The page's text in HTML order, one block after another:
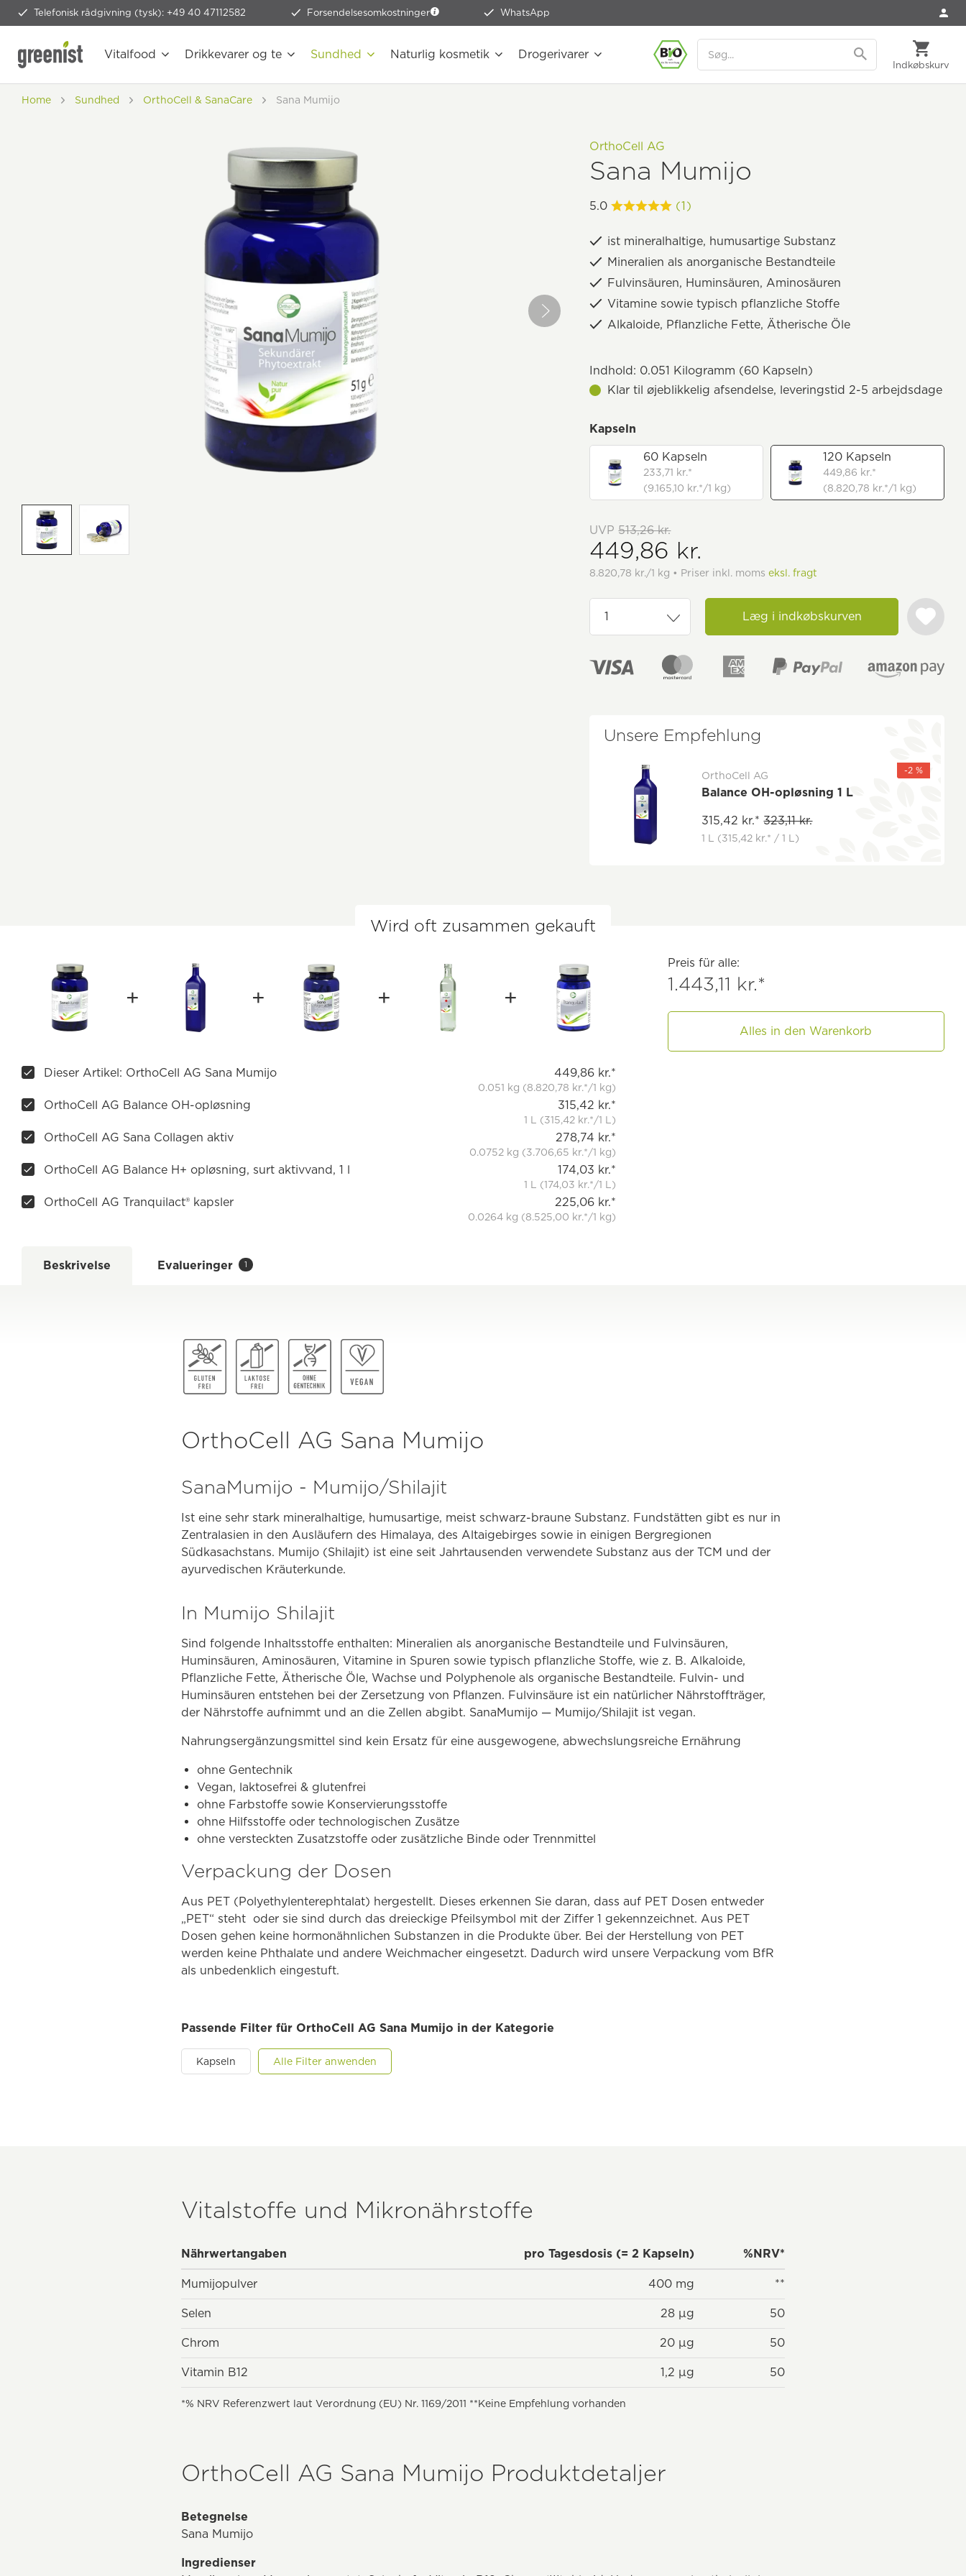
Telefonisk rådgivning (tysk): +49 40 47112582 Forsendelsesomkostninger WhatsApp
Indkøbskurv
Vitalfood Drikkevarer og te Sundhed Naturlig kosmetik Drogerivarer
Home Sundhed OrthoCell & SanaCare Sana Mumijo
OrthoCell AG
Sana Mumijo
5.0 (1)
ist mineralhaltige, humusartige Substanz
Mineralien als anorganische Bestandteile
Fulvinsäuren, Huminsäuren, Aminosäuren
Vitamine sowie typisch pflanzliche Stoffe
Alkaloide, Pflanzliche Fette, Ätherische Öle
Indhold: 0.051 Kilogramm (60 Kapseln)
Klar til øjeblikkelig afsendelse, leveringstid 2-5 arbejdsdage
Kapseln
60 Kapseln
233,71 kr.*
(9.165,10 kr.*/1 kg)
120 Kapseln
449,86 kr.*
(8.820,78 kr.*/1 kg)
UVP513,26 kr.
449,86 kr.
8.820,78 kr./1 kg • Priser inkl. momseksl. fragt
Læg i indkøbskurven
Unsere Empfehlung
-2 %
OrthoCell AG
Balance OH-opløsning 1 L
315,42 kr.* 323,11 kr.
1 L (315,42 kr.* / 1 L)
Wird oft zusammen gekauft
Preis für alle:
1.443,11 kr.*
Alles in den Warenkorb
Dieser Artikel: OrthoCell AG Sana Mumijo 449,86 kr.*
0.051 kg (8.820,78 kr.*/1 kg)
OrthoCell AG Balance OH-opløsning 315,42 kr.*
1 L (315,42 kr.*/1 L)
OrthoCell AG Sana Collagen aktiv 278,74 kr.*
0.0752 kg (3.706,65 kr.*/1 kg)
OrthoCell AG Balance H+ opløsning, surt aktivvand, 1 l 174,03 kr.*
1 L (174,03 kr.*/1 L)
OrthoCell AG Tranquilact® kapsler 225,06 kr.*
0.0264 kg (8.525,00 kr.*/1 kg)
Beskrivelse Evalueringer 1
OrthoCell AG Sana Mumijo
SanaMumijo - Mumijo/Shilajit
Ist eine sehr stark mineralhaltige, humusartige, meist schwarz-braune Substanz. Fundstätten gibt es nur in
Zentralasien in den Ausläufern des Himalaya, des Altaigebirges sowie in einigen Bergregionen
Südkasachstans. Mumijo (Shilajit) ist eine seit Jahrtausenden verwendete Substanz aus der TCM und der
ayurvedischen Kräuterkunde.
In Mumijo Shilajit
Sind folgende Inhaltsstoffe enthalten: Mineralien als anorganische Bestandteile und Fulvinsäuren,
Huminsäuren, Aminosäuren, Vitamine in Spuren sowie typisch pflanzliche Stoffe, wie z. B. Alkaloide,
Pflanzliche Fette, Ätherische Öle, Wachse und Polyphenole als organische Bestandteile. Fulvin- und
Huminsäuren entstehen bei der Zersetzung von Pflanzen. Fulvinsäure ist ein natürlicher Nährstoffträger,
der Nährstoffe aufnimmt und an die Zellen abgibt. SanaMumijo — Mumijo/Shilajit ist vegan.
Nahrungsergänzungsmittel sind kein Ersatz für eine ausgewogene, abwechslungsreiche Ernährung
ohne Gentechnik
Vegan, laktosefrei & glutenfrei
ohne Farbstoffe sowie Konservierungsstoffe
ohne Hilfsstoffe oder technologischen Zusätze
ohne versteckten Zusatzstoffe oder zusätzliche Binde oder Trennmittel
Verpackung der Dosen
Aus PET (Polyethylenterephtalat) hergestellt. Dieses erkennen Sie daran, dass auf PET Dosen entweder
„PET“ steht oder sie sind durch das dreieckige Pfeilsymbol mit der Ziffer 1 gekennzeichnet. Aus PET
Dosen gehen keine hormonähnlichen Substanzen in die Produkte über. Bei der Herstellung von PET
werden keine Phthalate und andere Weichmacher eingesetzt. Dadurch wird unsere Verpackung vom BfR
als unbedenklich eingestuft.
Passende Filter für OrthoCell AG Sana Mumijo in der Kategorie
Kapseln Alle Filter anwenden
Vitalstoffe und Mikronährstoffe
Nährwertangaben pro Tagesdosis (= 2 Kapseln) %NRV*
Mumijopulver 400 mg **
Selen 28 μg 50
Chrom 20 μg 50
Vitamin B12 1,2 μg 50
*% NRV Referenzwert laut Verordnung (EU) Nr. 1169/2011 **Keine Empfehlung vorhanden
OrthoCell AG Sana Mumijo Produktdetaljer
Betegnelse
Sana Mumijo
Ingredienser